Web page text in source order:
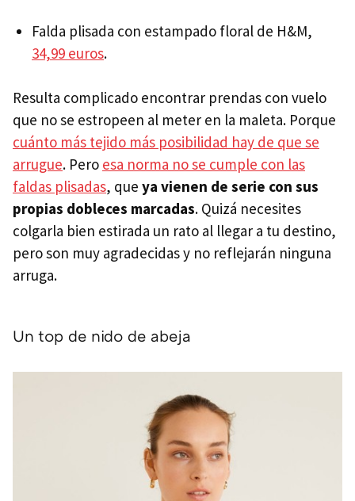
Falda plisada con estampado floral de H&M,
34,99 euros.
Resulta complicado encontrar prendas con vuelo
que no se estropeen al meter en la maleta. Porque
cuánto más tejido más posibilidad hay de que se
arrugue. Pero esa norma no se cumple con las
faldas plisadas, que ya vienen de serie con sus
propias dobleces marcadas. Quizá necesites
colgarla bien estirada un rato al llegar a tu destino,
pero son muy agradecidas y no reflejarán ninguna
arruga.
Un top de nido de abeja